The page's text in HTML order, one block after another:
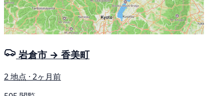
岩倉市 → 香美町
2 地点 · 2ヶ月前